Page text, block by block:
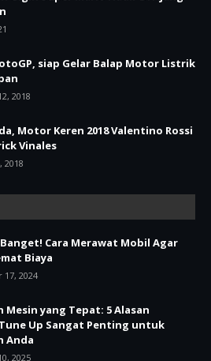
siap Gelar Balap Motor Listrik
2018
Motor Keren 2018 Valentino Rossi
Vinales
2018
Cara Merawat Mobil Agar
Biaya
2024
Mesin yang Tepat: 5 Alasan
Up Sangat Penting untuk
Anda
2025